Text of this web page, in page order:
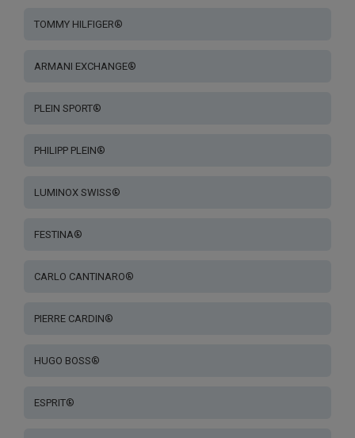
TOMMY HILFIGER®
ARMANI EXCHANGE®
PLEIN SPORT®
PHILIPP PLEIN®
LUMINOX SWISS®
FESTINA®
CARLO CANTINARO®
PIERRE CARDIN®
HUGO BOSS®
ESPRIT®